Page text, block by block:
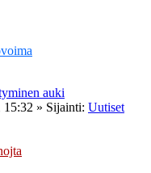
auki
15:32 » Sijainti: Uutiset